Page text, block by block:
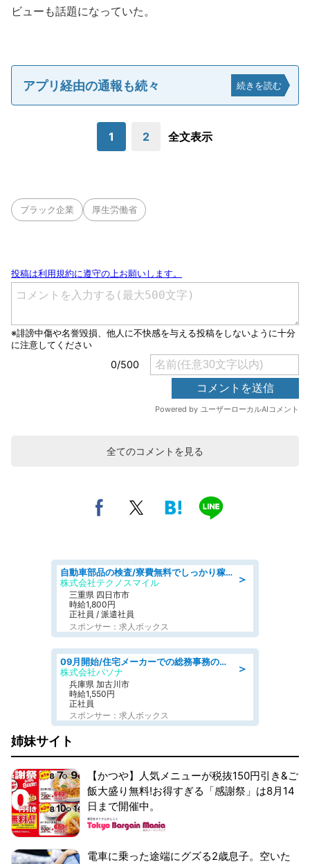
ビューも話題になっていた。
アプリ経由の通報も続々 続きを読む
1 2 全文表示
ブラック企業 厚生労働省
全てのコメントを見る
＞
自動車部品の検査/寮費無料でしっかり稼げる denso aichi
株式会社テクノスマイル
三重県 四日市市
時給1,800円
正社員 / 派遣社員
スポンサー：求人ボックス
＞
09月開始/住宅メーカーでの総務事務のお仕事/駅近/車通勤可/一般事務/人事労務
株式会社パソナ
兵庫県 加古川市
時給1,550円
正社員
スポンサー：求人ボックス
姉妹サイト
【かつや】人気メニューが税抜150円引き&ご
飯大盛り無料!お得すぎる「感謝祭」は8月14
日まで開催中。
電車に乗った途端にグズる2歳息子。空いた